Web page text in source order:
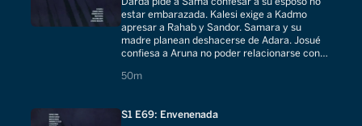
estar embarazada. Kalesi exige a Kadmo
apresar a Rahab y Sandor. Samara y su
madre planean deshacerse de Adara. Josué
confiesa a Aruna no poder relacionarse con
Rahab
50m
50 minutes
S1 E69: Envenenada